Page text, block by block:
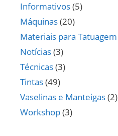
Informativos(5)
Máquinas(20)
Materiais para Tatuagem
Notícias(3)
Técnicas(3)
Tintas(49)
Vaselinas e Manteigas(2)
Workshop(3)